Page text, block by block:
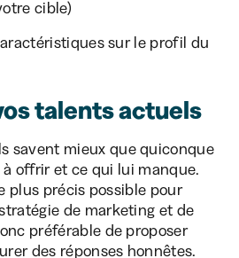
cible)
sur le profil du
talents actuels
savent mieux que quiconque
offrir et ce qui lui manque.
plus précis possible pour
de marketing et de
préférable de proposer
des réponses honnêtes.